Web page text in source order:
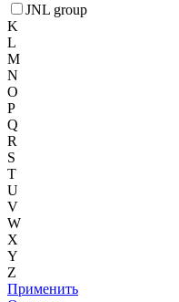
JNL group
K
L
M
N
O
P
Q
R
S
T
U
V
W
X
Y
Z
Применить